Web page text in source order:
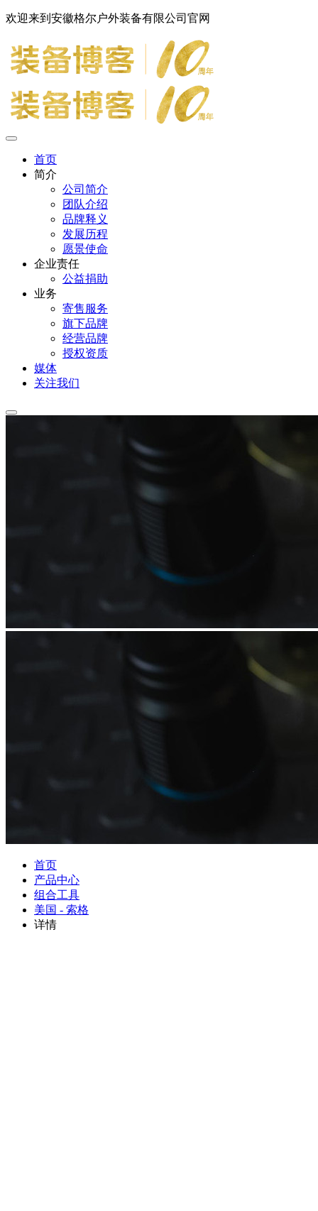
欢迎来到安徽格尔户外装备有限公司官网
首页
简介
公司简介
团队介绍
品牌释义
发展历程
愿景使命
企业责任
公益捐助
业务
寄售服务
旗下品牌
经营品牌
授权资质
媒体
关注我们
首页
产品中心
组合工具
美国 - 索格
详情